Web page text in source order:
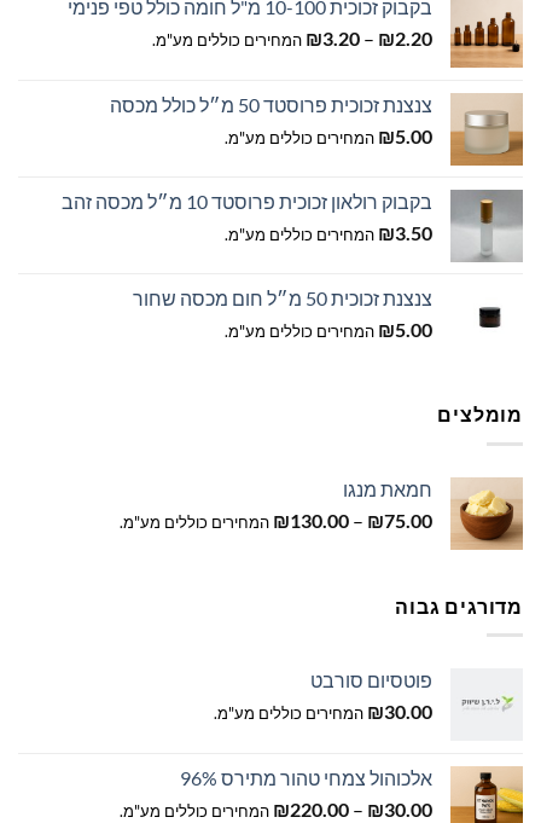
בקבוק זכוכית 10-100 מ"ל חומה כולל טפי פנימי
₪2.20
–
₪3.20
טווח
עד
המחירים כוללים מע"מ.
צנצנת זכוכית פרוסטד 50 מ״ל כולל מכסה
₪5.00 המחירים כוללים מע"מ.
בקבוק רולאון זכוכית פרוסטד 10 מ״ל מכסה זהב
₪3.50 המחירים כוללים מע"מ.
צנצנת זכוכית 50 מ״ל חום מכסה שחור
₪5.00 המחירים כוללים מע"מ.
מומלצים
חמאת מנגו
₪75.00
–
₪130.00
טווח
המחירים כוללים מע"מ.
מדורגים גבוה
פוטסיום סורבט
₪30.00 המחירים כוללים מע"מ.
אלכוהול צמחי טהור מתירס 96%
₪30.00
–
₪220.00
טווח
המחירים כוללים מע"מ.